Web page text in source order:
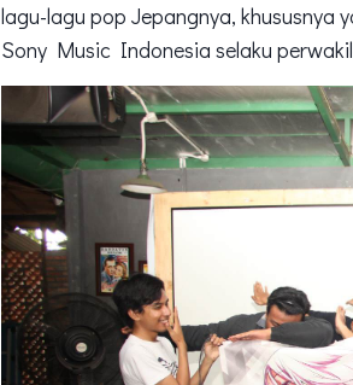
lagu-lagu pop Jepangnya, khususnya
Sony Music Indonesia selaku